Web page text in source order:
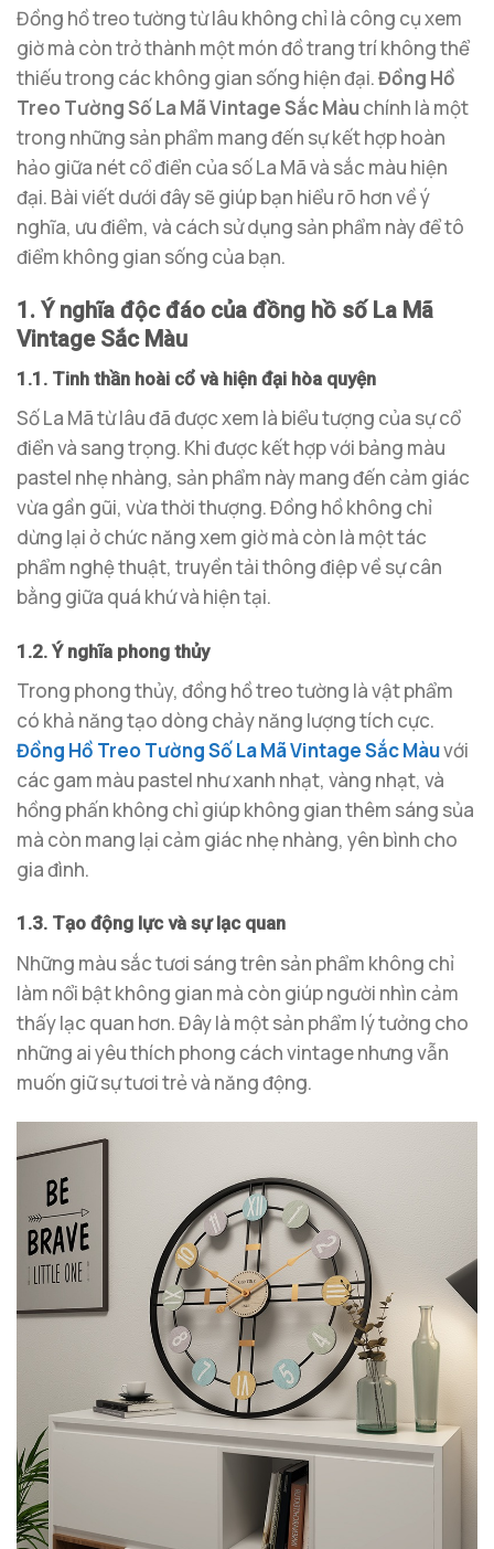
Đồng hồ treo tường từ lâu không chỉ là công cụ xem
giờ mà còn trở thành một món đồ trang trí không thể
thiếu trong các không gian sống hiện đại.Đồng Hồ
Treo Tường Số La Mã Vintage Sắc Màuchính là một
trong những sản phẩm mang đến sự kết hợp hoàn
hảo giữa nét cổ điển của số La Mã và sắc màu hiện
đại. Bài viết dưới đây sẽ giúp bạn hiểu rõ hơn về ý
nghĩa, ưu điểm, và cách sử dụng sản phẩm này để tô
điểm không gian sống của bạn.
1. Ý nghĩa độc đáo của đồng hồ số La Mã
Vintage Sắc Màu
1.1. Tinh thần hoài cổ và hiện đại hòa quyện
Số La Mã từ lâu đã được xem là biểu tượng của sự cổ
điển và sang trọng. Khi được kết hợp với bảng màu
pastel nhẹ nhàng, sản phẩm này mang đến cảm giác
vừa gần gũi, vừa thời thượng. Đồng hồ không chỉ
dừng lại ở chức năng xem giờ mà còn là một tác
phẩm nghệ thuật, truyền tải thông điệp về sự cân
bằng giữa quá khứ và hiện tại.
1.2. Ý nghĩa phong thủy
Trong phong thủy, đồng hồ treo tường là vật phẩm
có khả năng tạo dòng chảy năng lượng tích cực.
Đồng Hồ Treo Tường Số La Mã Vintage Sắc Màuvới
các gam màu pastel như xanh nhạt, vàng nhạt, và
hồng phấn không chỉ giúp không gian thêm sáng sủa
mà còn mang lại cảm giác nhẹ nhàng, yên bình cho
gia đình.
1.3. Tạo động lực và sự lạc quan
Những màu sắc tươi sáng trên sản phẩm không chỉ
làm nổi bật không gian mà còn giúp người nhìn cảm
thấy lạc quan hơn. Đây là một sản phẩm lý tưởng cho
những ai yêu thích phong cách vintage nhưng vẫn
muốn giữ sự tươi trẻ và năng động.